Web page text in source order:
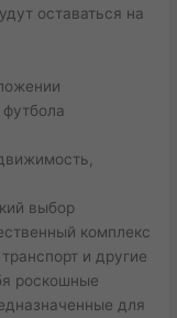
оставаться на
выбор
комплекс
и другие
роскошные
для